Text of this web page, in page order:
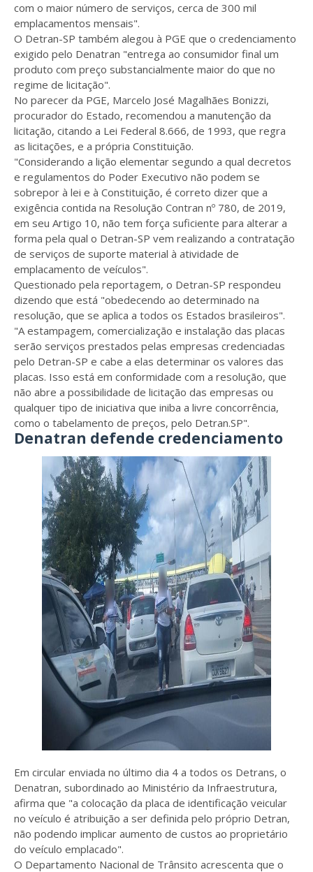
com o maior número de serviços, cerca de 300 mil
emplacamentos mensais".
O Detran-SP também alegou à PGE que o credenciamento
exigido pelo Denatran "entrega ao consumidor final um
produto com preço substancialmente maior do que no
regime de licitação".
No parecer da PGE, Marcelo José Magalhães Bonizzi,
procurador do Estado, recomendou a manutenção da
licitação, citando a Lei Federal 8.666, de 1993, que regra
as licitações, e a própria Constituição.
"Considerando a lição elementar segundo a qual decretos
e regulamentos do Poder Executivo não podem se
sobrepor à lei e à Constituição, é correto dizer que a
exigência contida na Resolução Contran nº 780, de 2019,
em seu Artigo 10, não tem força suficiente para alterar a
forma pela qual o Detran-SP vem realizando a contratação
de serviços de suporte material à atividade de
emplacamento de veículos".
Questionado pela reportagem, o Detran-SP respondeu
dizendo que está "obedecendo ao determinado na
resolução, que se aplica a todos os Estados brasileiros".
"A estampagem, comercialização e instalação das placas
serão serviços prestados pelas empresas credenciadas
pelo Detran-SP e cabe a elas determinar os valores das
placas. Isso está em conformidade com a resolução, que
não abre a possibilidade de licitação das empresas ou
qualquer tipo de iniciativa que iniba a livre concorrência,
como o tabelamento de preços, pelo Detran.SP".
Denatran defende credenciamento
Em circular enviada no último dia 4 a todos os Detrans, o
Denatran, subordinado ao Ministério da Infraestrutura,
afirma que "a colocação da placa de identificação veicular
no veículo é atribuição a ser definida pelo próprio Detran,
não podendo implicar aumento de custos ao proprietário
do veículo emplacado".
O Departamento Nacional de Trânsito acrescenta que o